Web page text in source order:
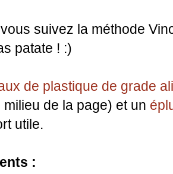
suivez la méthode
patate ! :)
de plastique de grade
milieu de la page) et un
utile.
: